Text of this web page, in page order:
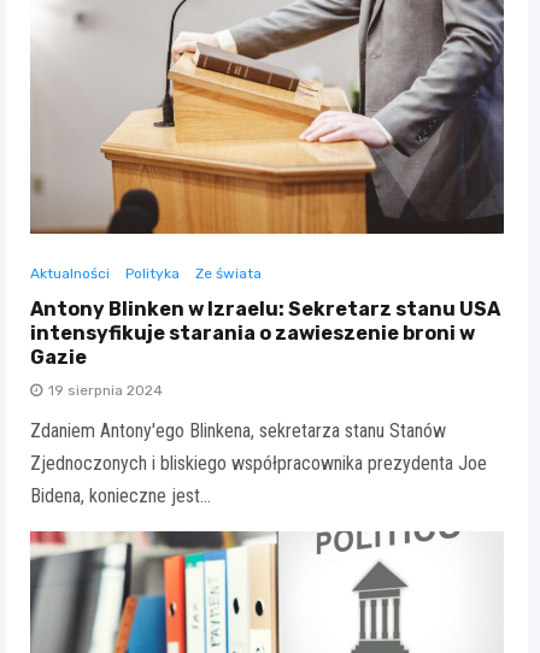
Aktualności Polityka Ze świata
Antony Blinken w Izraelu: Sekretarz stanu USA
intensyfikuje starania o zawieszenie broni w
Gazie
19 sierpnia 2024
Zdaniem Antony'ego Blinkena, sekretarza stanu Stanów
Zjednoczonych i bliskiego współpracownika prezydenta Joe
Bidena, konieczne jest…